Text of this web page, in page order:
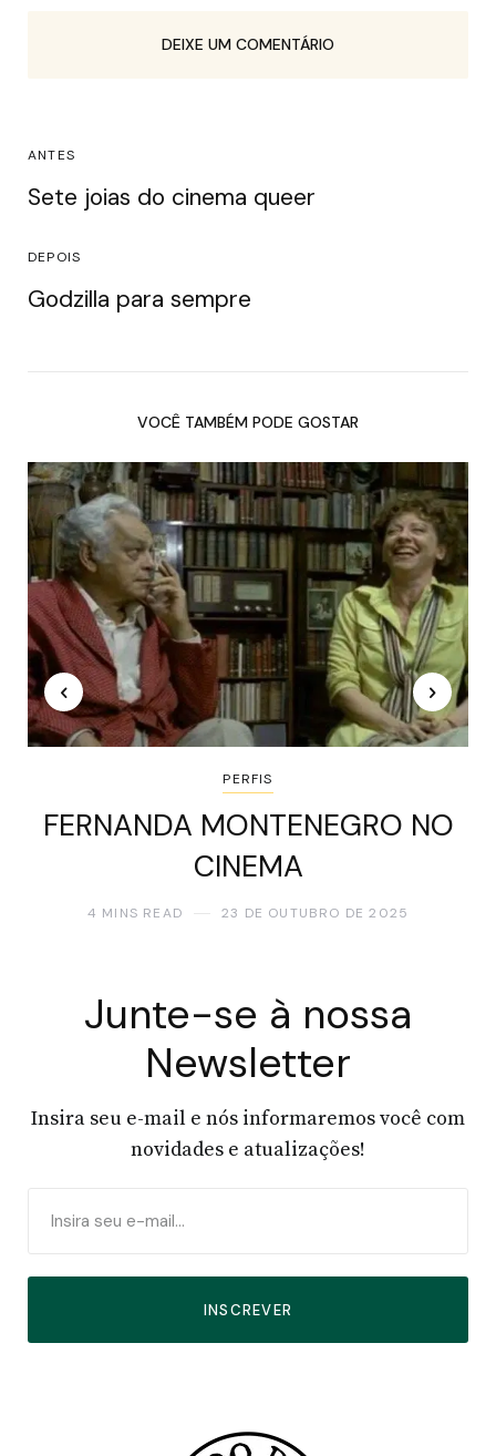
DEIXE UM COMENTÁRIO
ANTES
Sete joias do cinema queer
DEPOIS
Godzilla para sempre
VOCÊ TAMBÉM PODE GOSTAR
PERFIS
FERNANDA MONTENEGRO NO
CINEMA
4 MINS READ 23 DE OUTUBRO DE 2025
Junte-se à nossa
Newsletter
Insira seu e-mail e nós informaremos você com
novidades e atualizações!
INSCREVER